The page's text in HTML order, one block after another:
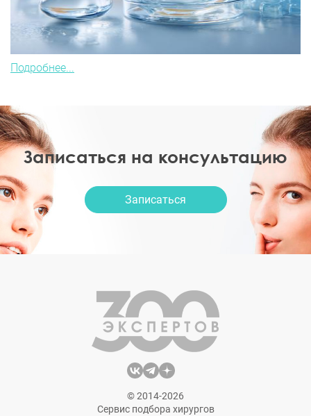
Подробнее...
Записаться на консультацию
Записаться
© 2014-2026
Сервис подбора хирургов